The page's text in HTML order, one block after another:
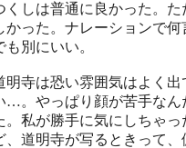
くしは普通に良かった。
かった。ナレーションで
も別にいい。
明寺は恐い雰囲気はよく
…。やっぱり顔が苦手なん
。私が勝手に気にしちゃ
、道明寺が写るときって